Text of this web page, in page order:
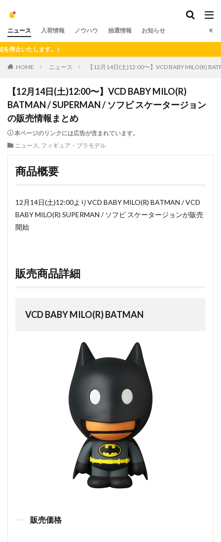
ニュース 入荷情報 ノウハウ 抽選情報 お知らせ
します。）
HOME ニュース 【12月14日(土)12:00〜】VCD BABY MILO(R)
【12月14日(土)12:00〜】VCD BABY MILO(R)
BATMAN / SUPERMAN / ソフビ スケータージョン
の販売情報まとめ
本ページのリンクには広告が含まれています。
ニュース, フィギュア・プラモデル
商品概要
12月14日(土)12:00よりVCD BABY MILO(R) BATMAN / VCD
BABY MILO(R) SUPERMAN / ソフビ スケータージョンが販売
開始
販売商品詳細
VCD BABY MILO(R) BATMAN
販売価格